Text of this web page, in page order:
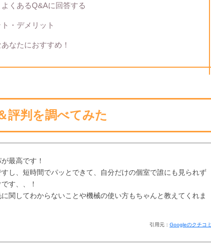
くあるQ&Aに回答する
・デメリット
なたにおすすめ！
評判を調べてみた
最高です！
し、短時間でパッとできて、自分だけの個室で誰にも見られず
す、、！
関してわからないことや機械の使い方もちゃんと教えてくれま
引用元： Googleのクチコミ